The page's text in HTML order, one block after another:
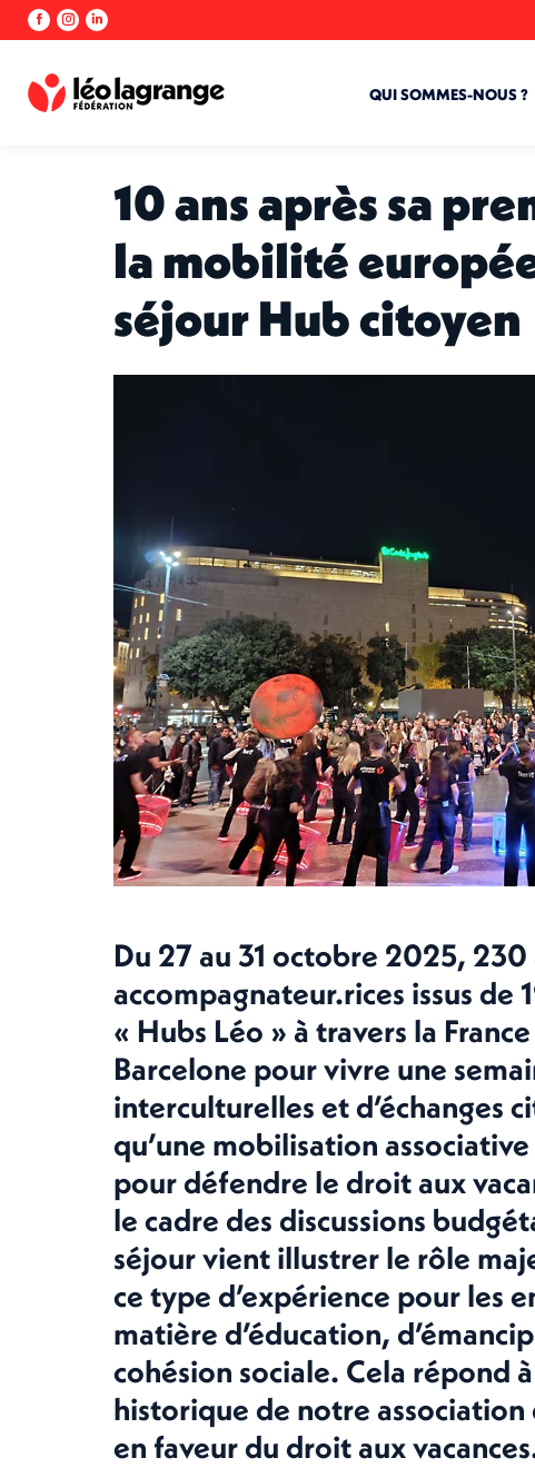
La
Facebook
s'ouvre
dans
La
Instagram
s'ouvre
dans
fenêtre
La
LinkedIn
s'ouvre
dans
fenêtre
QUI SOMMES-NOUS ?
10 ans après sa
la mobilité
séjour Hub citoyen
Du 27 au 31 octobre 2025,
accompagnateur.rices issus de
« Hubs Léo » à travers la
Barcelone pour vivre une
interculturelles et d’échanges
qu’une mobilisation
pour défendre le droit aux
le cadre des discussions
séjour vient illustrer le rôle
ce type d’expérience pour les
matière d’éducation,
cohésion sociale. Cela répond
historique de notre association
en faveur du droit aux